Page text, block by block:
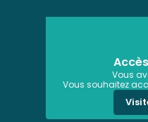
Vous
Vous souhaitez